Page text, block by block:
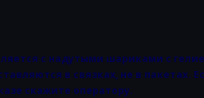
с надутыми шариками с
в связках, не в пакетах.
скажите оператору.